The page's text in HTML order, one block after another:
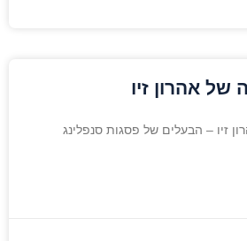
אהרון זיו
זיו – הבעלים של פסגות סנפלינג